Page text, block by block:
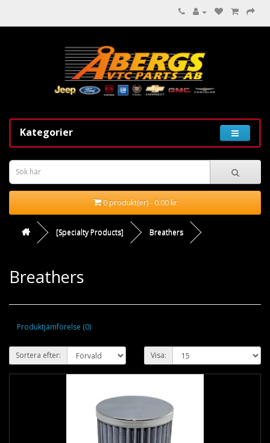
Kategorier
0 produkt(er) - 0.00 kr
[Specialty Products] Breathers
Breathers
Produktjämförelse (0)
Sortera efter: Visa: